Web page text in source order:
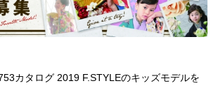
カタログ 2019 F.STYLEのキッズモデルを